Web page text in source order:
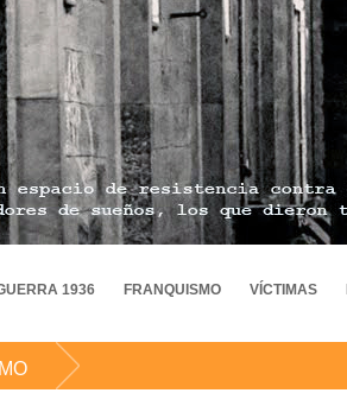
1936 FRANQUISMO VÍCTIMAS